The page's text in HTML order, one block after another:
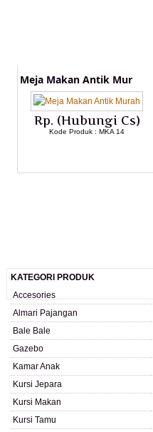
Meja Makan Antik Mur
Rp. (Hubungi Cs)
Kode Produk : MKA 14
KATEGORI PRODUK
Accesories
Almari Pajangan
Bale Bale
Gazebo
Kamar Anak
Kursi Jepara
Kursi Makan
Kursi Tamu